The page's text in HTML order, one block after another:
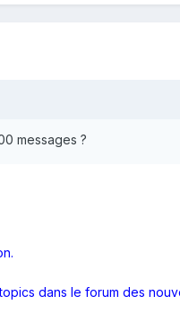
messages ?
dans le forum des